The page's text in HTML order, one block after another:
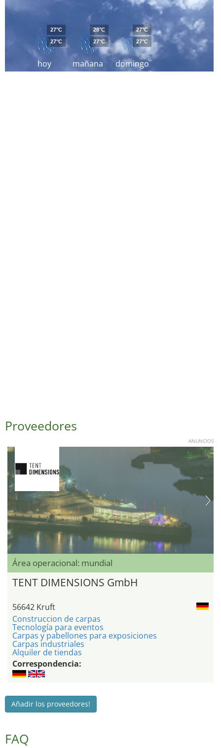
hoy
27°C
27°C
mañana
28°C
27°C
domingo
27°C
27°C
Proveedores
ANUNCIOS
Área operacional: mundial
TENT DIMENSIONS GmbH
56642 Kruft
Construccion de carpas
Tecnología para eventos
Carpas y pabellones para exposiciones
Carpas industriales
Alquiler de tiendas
Correspondencia:
Añadir los proveedores!
FAQ